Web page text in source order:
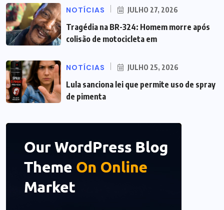
NOTÍCIAS JULHO 27, 2026
Tragédia na BR-324: Homem morre após
colisão de motocicleta em
NOTÍCIAS JULHO 25, 2026
Lula sanciona lei que permite uso de spray
de pimenta